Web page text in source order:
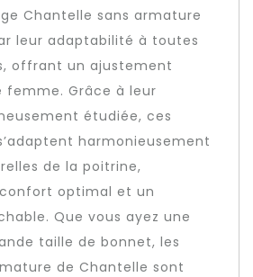
Chantelle sans armature
leur adaptabilité à toutes
offrant un ajustement
Grâce à leur
étudiée, ces
harmonieusement
de la poitrine,
optimal et un
Que vous ayez une
taille de bonnet, les
de Chantelle sont